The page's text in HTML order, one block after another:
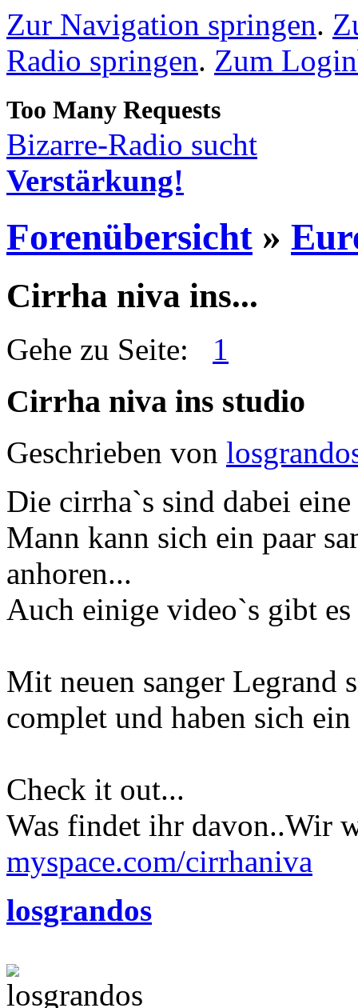
Zur Navigation springen.
Radio springen. Zum
Bizarre-Radio sucht
Verstärkung!
Forenübersicht »
Cirrha niva ins...
Gehe zu Seite: 1
Cirrha niva ins studio
Geschrieben von
Die cirrha`s sind dabei
Mann kann sich ein paar
anhoren...
Auch einige video`s gibt es
Mit neuen sanger Legrand
complet und haben sich
Check it out...
Was findet ihr davon..Wir
myspace.com/cirrhaniva
losgrandos